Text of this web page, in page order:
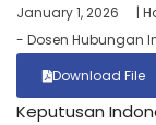
January 1, 2026
|
- Dosen Hubungan
Download File
Keputusan